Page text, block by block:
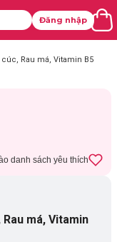
Đăng nhập
Rau má, Vitamin B5
danh sách yêu thích
má, Vitamin